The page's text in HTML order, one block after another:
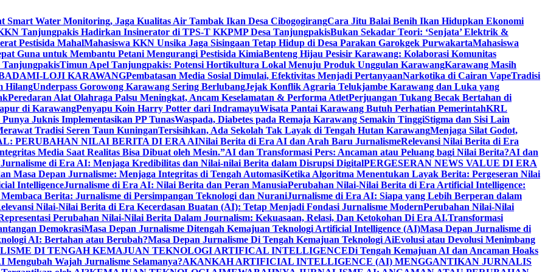
Smart Water Monitoring, Jaga Kualitas Air Tambak Ikan Desa CibogogirangCara Jitu Balai Benih Ikan Hidupkan Ekonomi
Tanjungpakis Hadirkan Insinerator di TPS-T KKPMP Desa TanjungpakisBukan Sekadar Teori: ‘Senjata’ Elektrik &
Pestisida MahalMahasiswa KKN Unsika Jaga Sisingaan Tetap Hidup di Desa Parakan Garokgek PurwakartaMahasiswa
Guna untuk Membantu Petani Mengurangi Pestisida KimiaBenteng Hijau Pesisir Karawang: Kolaborasi Komunitas
Timun Apel Tanjungpakis: Potensi Hortikultura Lokal Menuju Produk Unggulan KarawangKarawang Masih
LOJI KARAWANGPembatasan Media Sosial Dimulai, Efektivitas Menjadi PertanyaanNarkotika di Cairan VapeTradisi
HilangUnderpass Gorowong Karawang Sering BerlubangJejak Konflik Agraria Telukjambe Karawang dan Luka yang
Peredaran Alat Olahraga Palsu Meningkat, Ancam Keselamatan & Performa AtletPerjuangan Tukang Becak Bertahan di
di KarawangPenyapu Koin Harry Potter dari IndramayuWisata Pantai Karawang Butuh Perhatian PemerintahKRL
Juknis Implementasikan PP TunasWaspada, Diabetes pada Remaja Karawang Semakin TinggiStigma dan Sisi Lain
Tradisi Seren Taun KuninganTersisihkan, Ada Sekolah Tak Layak di Tengah Hutan KarawangMenjaga Silat Godot,
PERUBAHAN NILAI BERITA DI ERA AINilai Berita di Era AI dan Arah Baru JurnalismeRelevansi Nilai Berita di Era
Media Saat Realitas Bisa Dibuat oleh Mesin.”AI dan Transformasi Pers: Ancaman atau Peluang bagi Nilai Berita?AI dan
Jurnalisme di Era AI: Menjaga Kredibilitas dan Nilai-nilai Berita dalam Disrupsi DigitalPERGESERAN NEWS VALUE DI ERA
Masa Depan Jurnalisme: Menjaga Integritas di Tengah AutomasiKetika Algoritma Menentukan Layak Berita: Pergeseran Nilai
IntelligenceJurnalisme di Era AI: Nilai Berita dan Peran ManusiaPerubahan Nilai-Nilai Berita di Era Artificial Intelligence:
Berita: Jurnalisme di Persimpangan Teknologi dan NuraniJurnalisme di Era AI: Siapa yang Lebih Berperan dalam
Nilai-Nilai Berita di Era Kecerdasan Buatan (AI): Tetap Menjadi Fondasi Jurnalisme ModernPerubahan Nilai-Nilai
Perubahan Nilai-Nilai Berita Dalam Journalism: Kekuasaan, Relasi, Dan Ketokohan Di Era AI.Transformasi
DemokrasiMasa Depan Jurnalisme Ditengah Kemajuan Teknologi Artificial Intelligence (AI)Masa Depan Jurnalisme di
AI: Bertahan atau Berubah?Masa Depan Jurnalisme Di Tengah Kemajuan Teknologi AiEvolusi atau Devolusi Menimbang
DI TENGAH KEMAJUAN TEKNOLOGI ARTIFICAL INTELLIGENCEDi Tengah Kemajuan AI dan Ancaman Hoaks
Mengubah Wajah Jurnalisme Selamanya?AKANKAH ARTIFICIAL INTELLIGENCE (AI) MENGGANTIKAN JURNALIS